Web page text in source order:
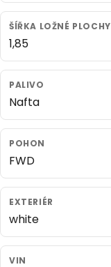
ŠÍŘKA LOŽNÉ PLOCHY
1,85
PALIVO
Nafta
POHON
FWD
EXTERIÉR
white
VIN